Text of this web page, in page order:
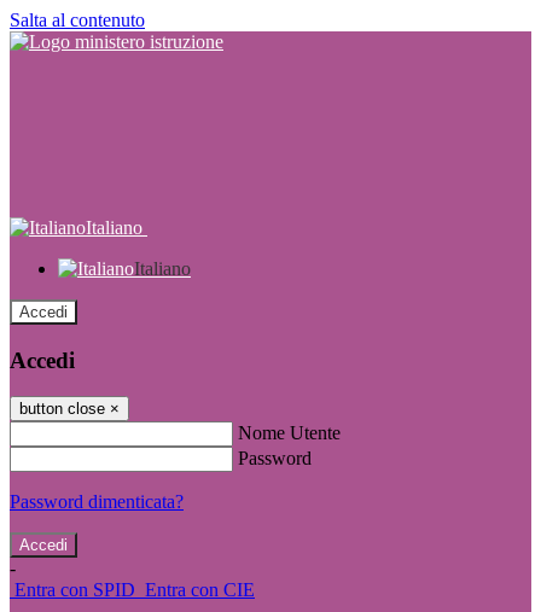
Salta al contenuto
Italiano
Italiano
Accedi
Accedi
button close ×
Nome Utente
Password
Password dimenticata?
-
Entra con SPID Entra con CIE